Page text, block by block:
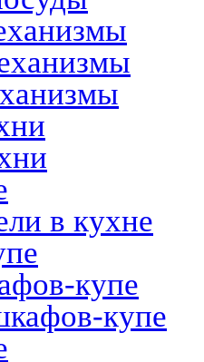
в кухне
купе
купе